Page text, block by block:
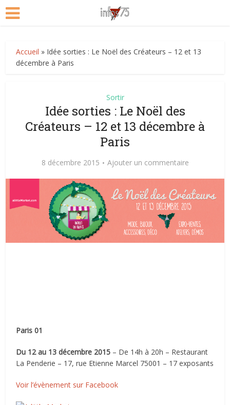
Accueil » Idée sorties : Le Noël des Créateurs – 12 et 13
décembre à Paris
Sortir
Idée sorties : Le Noël des
Créateurs – 12 et 13 décembre à
Paris
8 décembre 2015 Ajouter un commentaire
Paris 01
Du 12 au 13 décembre 2015 – De 14h à 20h – Restaurant
La Penderie – 17, rue Etienne Marcel 75001 – 17 exposants
Voir l’évènement sur Facebook